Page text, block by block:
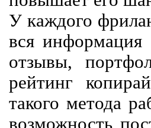
У каждого
вся информация
отзывы,
рейтинг
такого метода
возможность